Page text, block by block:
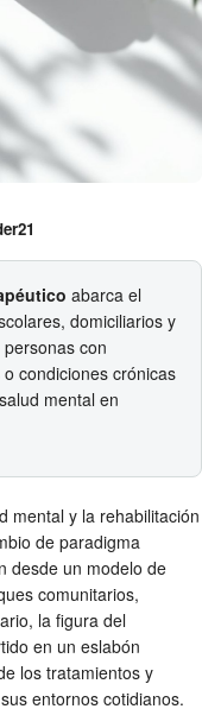
abarca el
domiciliarios y
con
condiciones crónicas
mental en
mental y la rehabilitación
de paradigma
desde un modelo de
comunitarios,
la figura del
en un eslabón
los tratamientos y
entornos cotidianos.